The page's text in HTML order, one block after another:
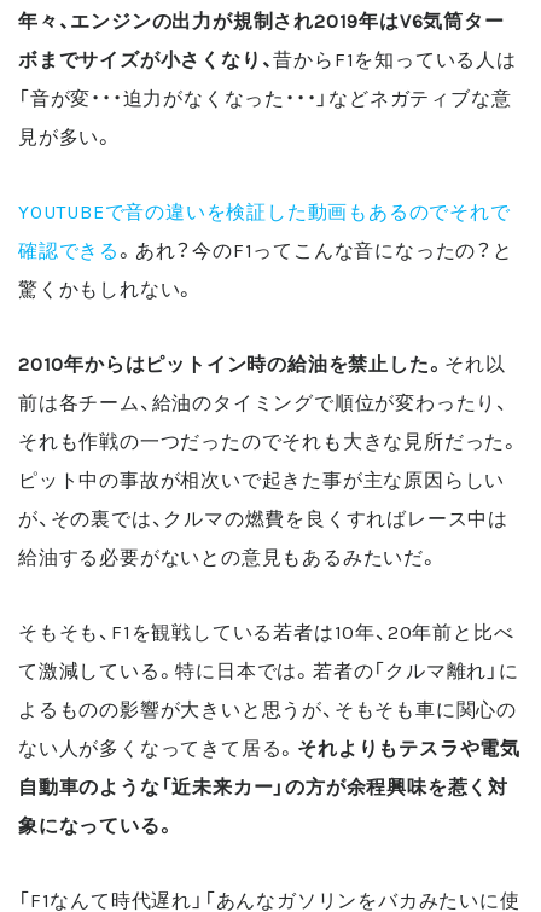
年々、エンジンの出力が規制され2019年はV6気筒ター
ボまでサイズが小さくなり、昔からF1を知っている人は
「音が変・・・迫力がなくなった・・・」などネガティブな意
見が多い。
YOUTUBEで音の違いを検証した動画もあるのでそれで
確認できる。あれ？今のF1ってこんな音になったの？と
驚くかもしれない。
2010年からはピットイン時の給油を禁止した。 それ以
前は各チーム、給油のタイミングで順位が変わったり、
それも作戦の一つだったのでそれも大きな見所だった。
ピット中の事故が相次いで起きた事が主な原因らしい
が、その裏では、クルマの燃費を良くすればレース中は
給油する必要がないとの意見もあるみたいだ。
そもそも、F1を観戦している若者は10年、20年前と比べ
て激減している。特に日本では。若者の「クルマ離れ」に
よるものの影響が大きいと思うが、そもそも車に関心の
ない人が多くなってきて居る。 それよりもテスラや電気
自動車のような「近未来カー」の方が余程興味を惹く対
象になっている。
「F1なんて時代遅れ」「あんなガソリンをバカみたいに使